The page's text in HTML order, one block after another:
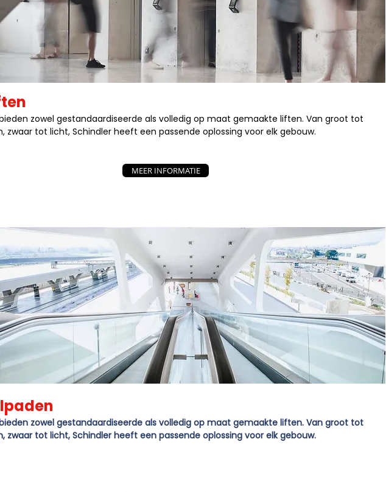
zowel gestandaardiseerde als volledig op maat gemaakte liften. Van groot tot
zwaar tot licht, Schindler heeft een passende oplossing voor elk gebouw.
MEER INFORMATIE
zowel gestandaardiseerde als volledig op maat gemaakte liften. Van groot tot
zwaar tot licht, Schindler heeft een passende oplossing voor elk gebouw.